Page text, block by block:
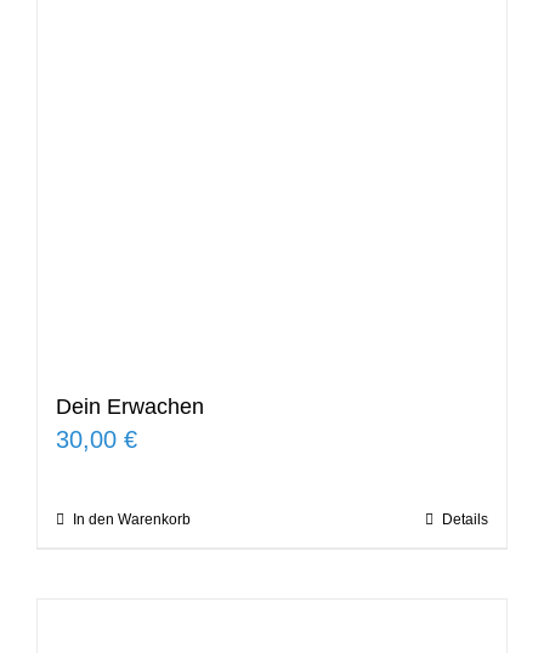
Dein Erwachen
30,00 €
In den Warenkorb Details